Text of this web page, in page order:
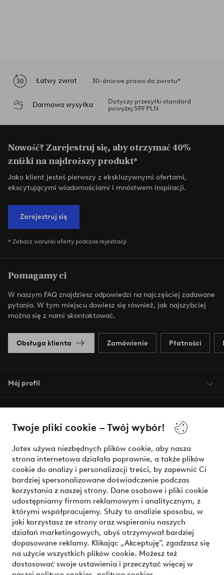
Twoje pliki cookie – Twój wybór!
Jotex używa niezbędnych plików cookie, aby nasza
strona internetowa działała poprawnie, a także plików
cookie do analizy i personalizacji treści, by zapewnić Ci
bardziej spersonalizowane doświadczenie podczas
korzystania z naszej strony. Dane osobowe i pliki cookie
udostępniamy firmom reklamowym i analitycznym, z
którymi współpracujemy. Służy to analizie sposobu, w
jaki korzystasz ze strony oraz wspieraniu naszych
działań marketingowych, abyś otrzymywał bardziej
dopasowane reklamy. Klikając „Akceptuję”, zgadzasz się
na użycie wszystkich plików cookie. Możesz też
dostosować swoje ustawienia i przeczytać więcej w
Łatwy zwrot 30-dniowe prawo do zwrotu*
Darmowa wysyłka
Dotyczy przesyłki standard
powyżej 599 PLN
Nowość? Zarejestruj się, aby otrzymać 40%
zniżki na najdroższy produkt*
Jako klient jesteś pierwszy z ekskluzywnymi ofertami,
ekscytującymi wiadomościami i mnóstwem inspiracji.
Zarejestruj się
* Zobacz warunki oferty podczas rejestracji
Pomagamy ci
W naszym FAQ znajdziesz odpowiedzi na najczęściej zadawane
pytania. W tym miejscu dowiesz się również, jak najszybciej
można się z nami skontaktować.
Obsługa klienta Zamówienie Płatności
Mój profil
Warunki
Bezpieczne płatności - zapłać teraz lub podziel się
Chcesz dowiedzieć się więcej o naszych opcjach płatności